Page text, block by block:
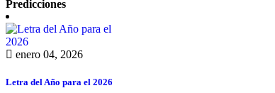
Predicciones
enero 04, 2026
Letra del Año para el 2026